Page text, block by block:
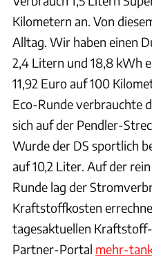
Kilometern an. Von
Alltag. Wir haben einen
2,4 Litern und 18,8 kWh
11,92 Euro auf 100
Eco-Runde verbrauchte
sich auf der Pendler-
Wurde der DS sportlich
auf 10,2 Liter. Auf der
Runde lag der
Kraftstoffkosten
tagesaktuellen
Partner-Portal mehr-